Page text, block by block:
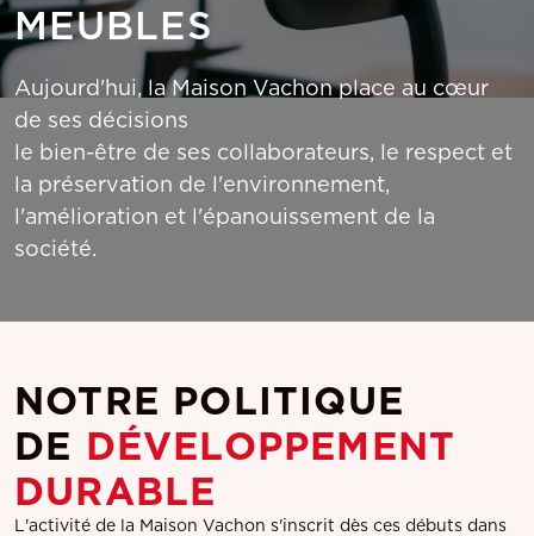
MEUBLES
Aujourd'hui, la Maison Vachon place au cœur
de ses décisions
le bien-être de ses collaborateurs, le respect et
la préservation de l'environnement,
l'amélioration et l'épanouissement de la
société.
NOTRE POLITIQUE
DE DÉVELOPPEMENT
DURABLE
L'activité de la Maison Vachon s'inscrit dès ces débuts dans